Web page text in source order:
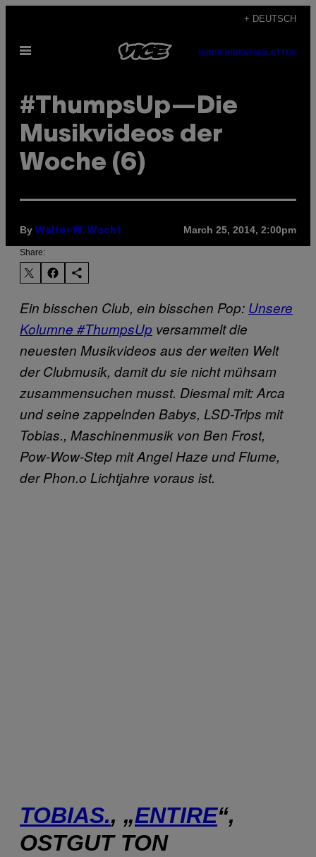
content
+ DEUTSCH
Open
SUBSCRIBENEWSLETTER
#ThumpsUp—Die
Musikvideos der
Woche (6)
By Walter W. Wacht March 25, 2014, 2:00pm
Share:
Ein bisschen Club, ein bisschen Pop: Unsere
Kolumne #ThumpsUp versammelt die
neuesten Musikvideos aus der weiten Welt
der Clubmusik, damit du sie nicht mühsam
zusammensuchen musst. Diesmal mit: Arca
und seine zappelnden Babys, LSD-Trips mit
Tobias., Maschinenmusik von Ben Frost,
Pow-Wow-Step mit Angel Haze und Flume,
der Phon.o Lichtjahre voraus ist.
TOBIAS., „ENTIRE“,
OSTGUT TON